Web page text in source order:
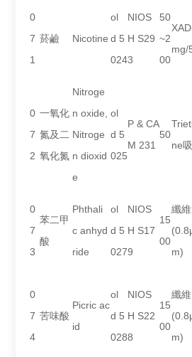
0
7
1
菸鹼 Nicotine
ol
d 5
024
NIOS
H S29
3
50
~2
00
mg/
0
7
2
一氧化
氮及二
氧化氮
Nitroge
n oxide,
Nitroge
n dioxid
e
ol
d 5
025
P & CA
M 231
50
ne
0
7
3
苯二甲
酸
Phthali
c anhyd
ride
ol
d 5
027
NIOS
H S17
9
15
00
纖
m)
0
7
4
苦味酸
Picric ac
id
ol
d 5
028
NIOS
H S22
8
15
00
纖
m)